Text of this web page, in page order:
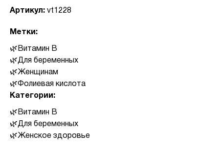
Артикул: vt1228
Метки:
Витамин B
Для беременных
Женщинам
Фолиевая кислота
Категории:
Витамин B
Для беременных
Женское здоровье